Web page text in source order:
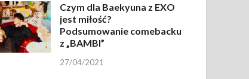
Czym dla Baekyuna z EXO
jest miłość?
Podsumowanie comebacku
z „BAMBI”
27/04/2021